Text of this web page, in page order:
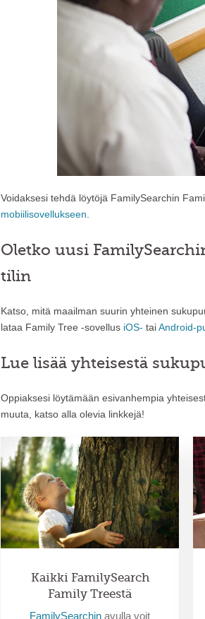
Voidaksesi tehdä löytöjä FamilySearchin
mobiilisovellukseen
Oletko uusi
tilin
Katso, mitä maailman suurin yhteinen
lataa Family Tree -sovellus iOS- taiAndroid-
Lue lisää yhteisestä
Oppiaksesi löytämään esivanhempia
muuta, katso alla olevia linkkejä!
Kaikki FamilySearch
Family Treestä
FamilySearchin avulla voit